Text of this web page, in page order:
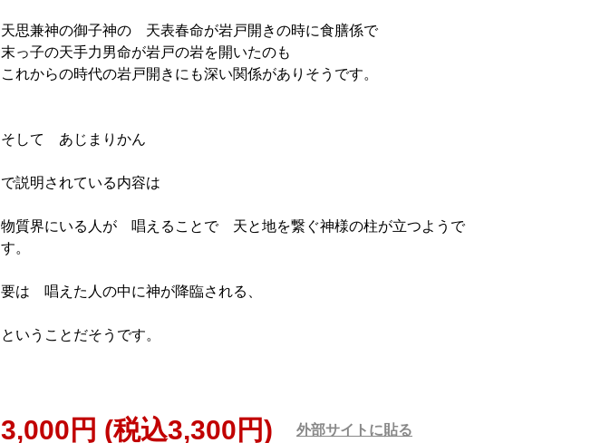
天思兼神の御子神の 天表春命が岩戸開きの時に食膳係で
末っ子の天手力男命が岩戸の岩を開いたのも
これからの時代の岩戸開きにも深い関係がありそうです。
そして あじまりかん
で説明されている内容は
物質界にいる人が 唱えることで 天と地を繋ぐ神様の柱が立つようで
す。
要は 唱えた人の中に神が降臨される、
ということだそうです。
3,000円 (税込3,300円) 外部サイトに貼る